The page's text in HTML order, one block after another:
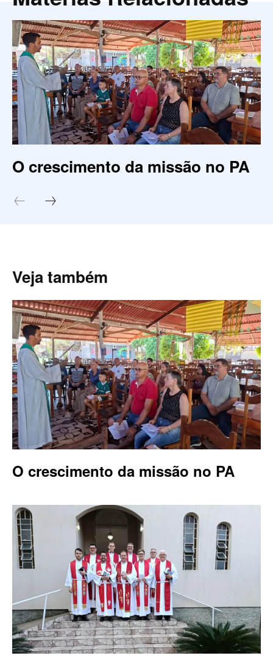
O crescimento da missão no PA
Veja também
O crescimento da missão no PA